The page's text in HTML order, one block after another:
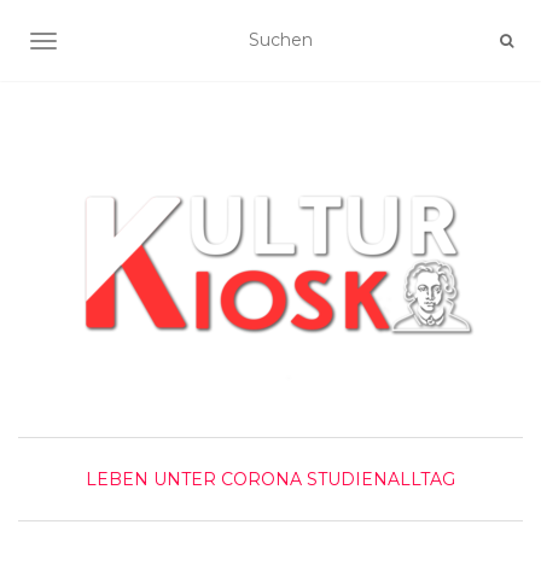
NAVIGATION UMSCHALTEN
LEBEN UNTER CORONA STUDIENALLTAG